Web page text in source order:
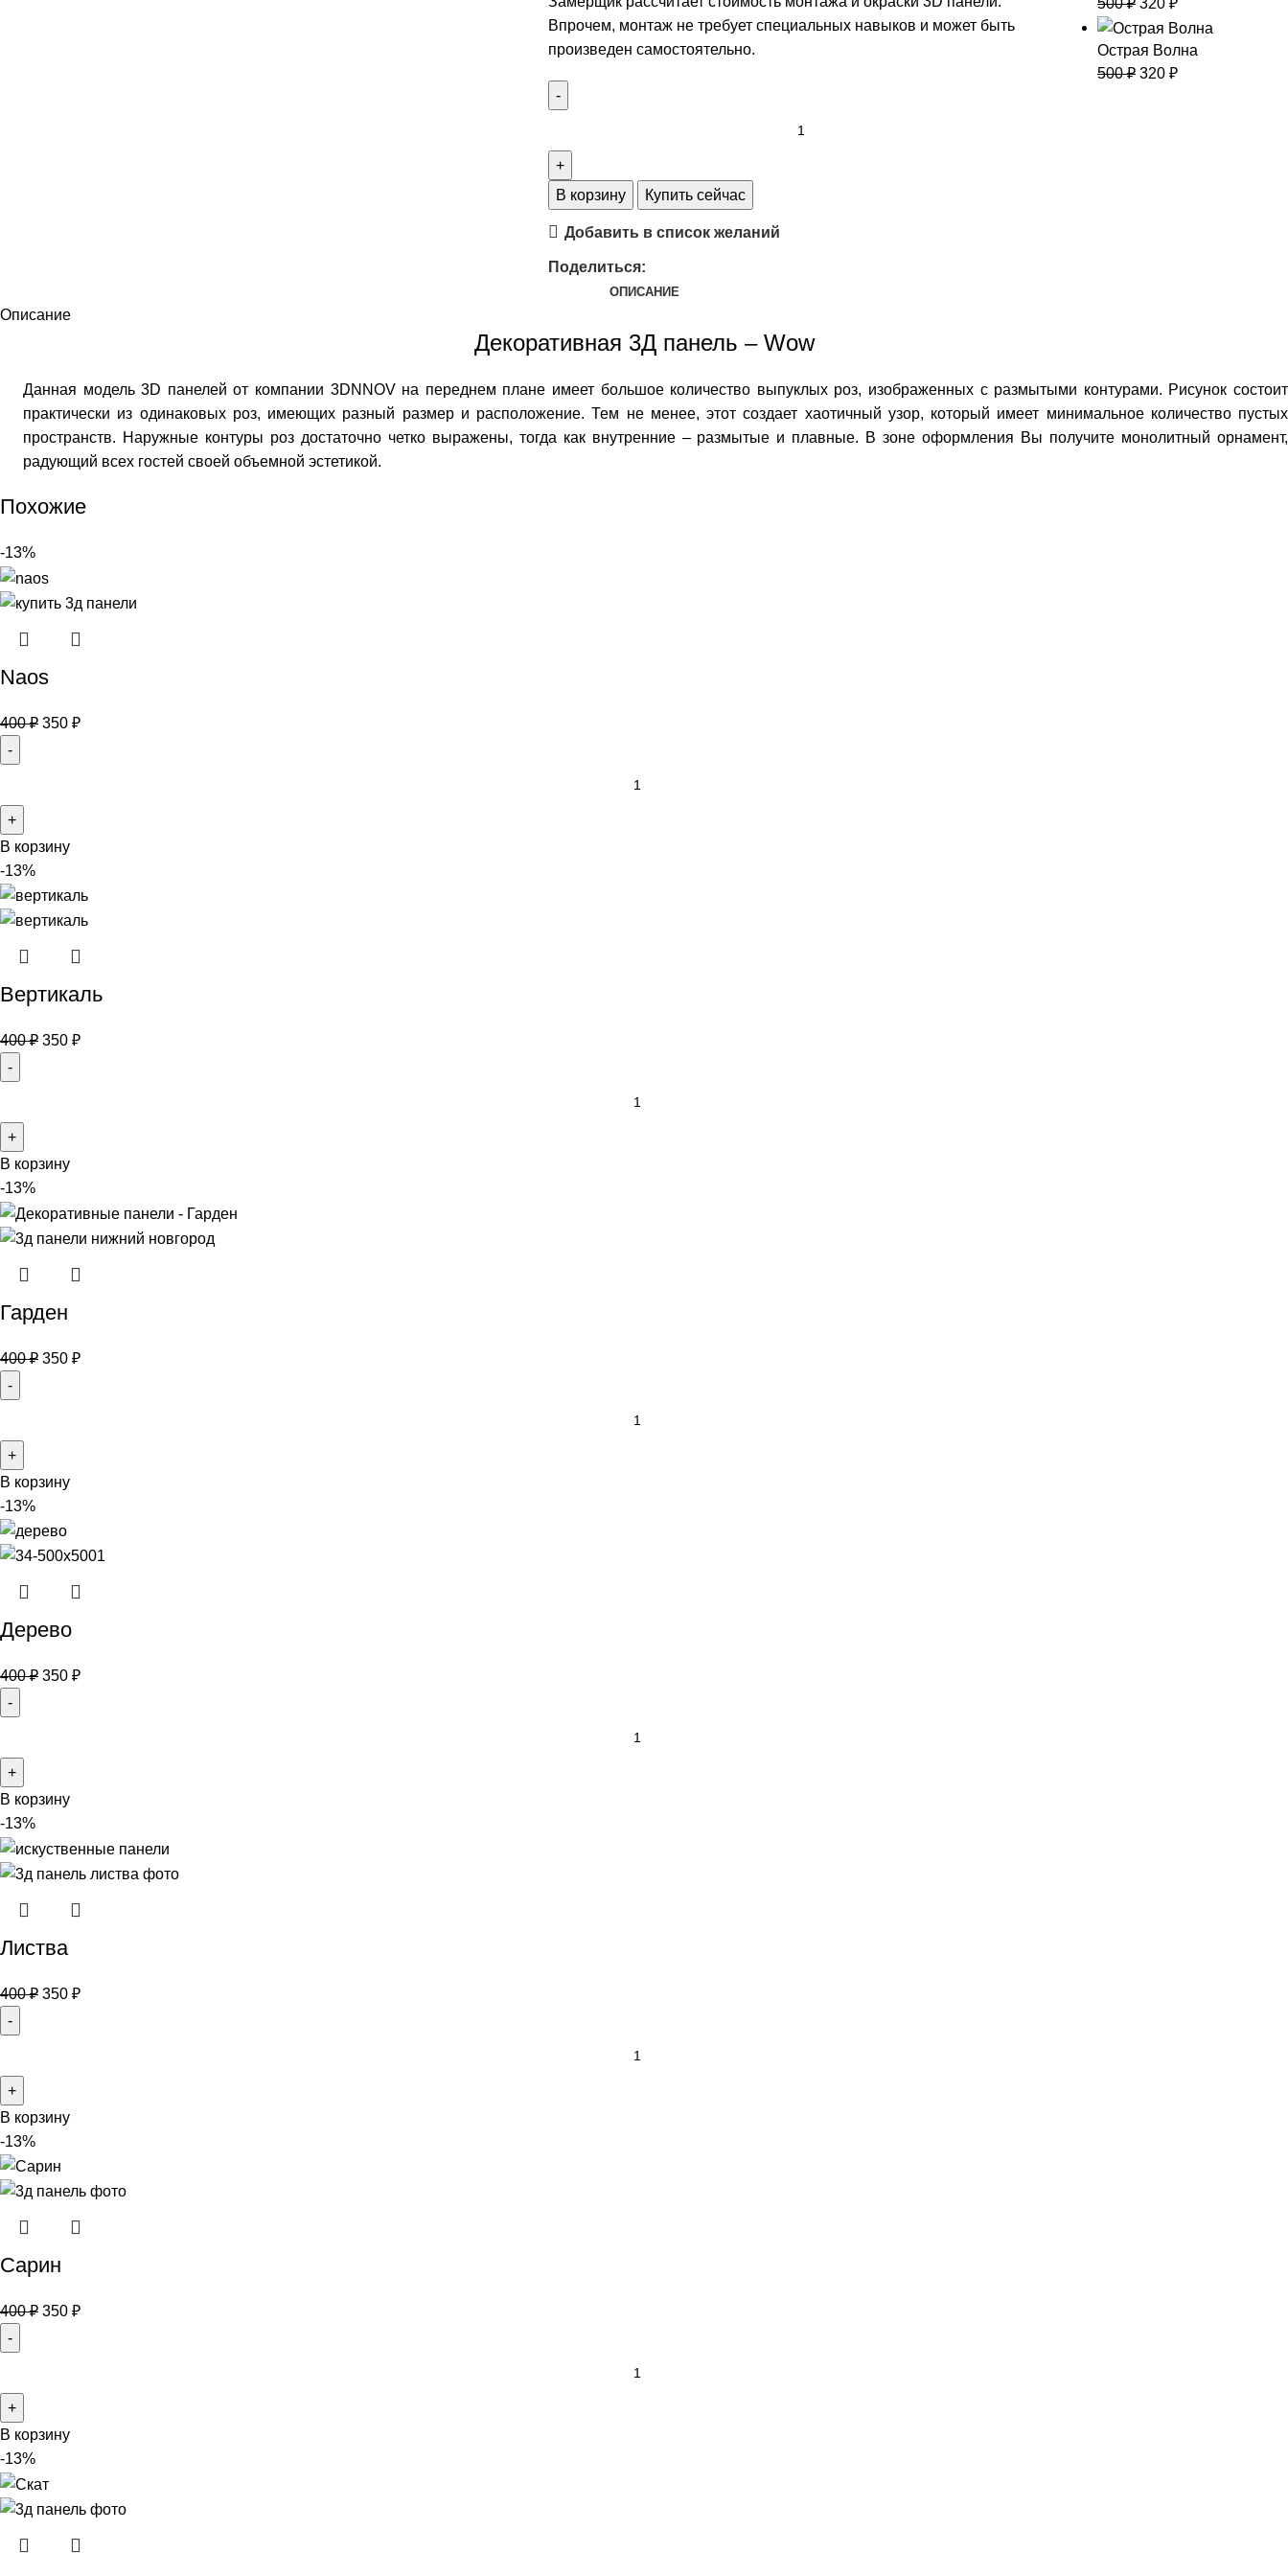
Впрочем, монтаж не требует специальных навыков и может быть
произведен самостоятельно.
В корзину Купить сейчас
Добавить в список желаний
Поделиться:
Острая Волна
500₽ 320 ₽
ОПИСАНИЕ
Описание
Декоративная 3Д панель – Wow
Данная модель 3D панелей от компании 3DNNOV на переднем плане имеет большое количество выпуклых роз, изображенных с размытыми контурами. Рисунок состоит
практически из одинаковых роз, имеющих разный размер и расположение. Тем не менее, этот создает хаотичный узор, который имеет минимальное количество пустых
пространств. Наружные контуры роз достаточно четко выражены, тогда как внутренние – размытые и плавные. В зоне оформления Вы получите монолитный орнамент,
радующий всех гостей своей объемной эстетикой.
Похожие
-13%
Naos
400₽ 350 ₽
В корзину
-13%
Вертикаль
400₽ 350 ₽
В корзину
-13%
Гарден
400₽ 350 ₽
В корзину
-13%
Дерево
400₽ 350 ₽
В корзину
-13%
Листва
400₽ 350 ₽
В корзину
-13%
Сарин
400₽ 350 ₽
В корзину
-13%